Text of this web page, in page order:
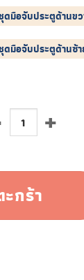
ดมือจับประตูด้านข
ดมือจับประตูด้านซ้
ชิ้น
กร้า